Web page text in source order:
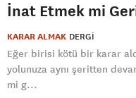
İnat Etmek mi
KARAR ALMAK DERGI
Eğer birisi kötü bir karar
yolunuza aynı şeritten
mi g...